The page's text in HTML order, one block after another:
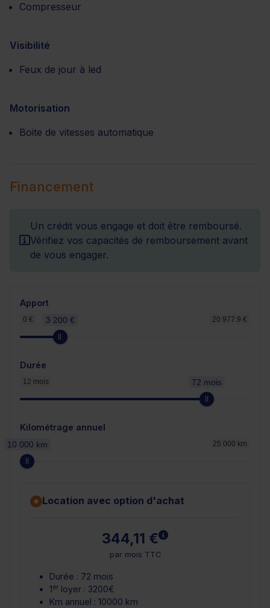
Compresseur
Visibilité
Feux de jour à led
Motorisation
Boite de vitesses automatique
Financement
Un crédit vous engage et doit être remboursé.
Vérifiez vos capacités de remboursement avant
de vous engager.
Apport
0 € 20 977.9 €
3 200 €
Durée
12 mois 72 mois
Kilométrage annuel
25 000 km
10 000 km
Location avec option d'achat
344,11 € En savoir plus
par mois TTC
Durée : 72 mois
1er loyer : 3200€
Km annuel : 10000 km